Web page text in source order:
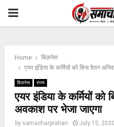
PRIMARY
Home
बिज़नेस
एयर इंडिया के कर्मियों को बिना वेतन
बिज़नेस राज्य
एयर इंडिया के कर्मियों को
अवकाश पर भेजा जाएगा
by samacharprahari July 15, 2020